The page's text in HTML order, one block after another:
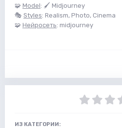
🧩 Model: 🖌 Midjourney
🎭 Styles: Realism, Photo, Cinema
🧩 Нейросеть: midjourney
ИЗ КАТЕГОРИИ: